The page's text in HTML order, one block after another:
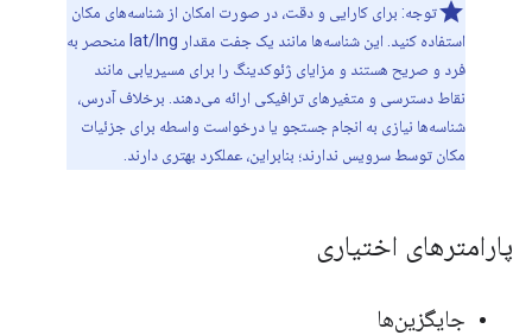
توجه: برای کارایی و دقت، در صورت امکان از شناسه‌های مکان
استفاده کنید. این شناسه‌ها مانند یک جفت مقدار lat/lng منحصر به
فرد و صریح هستند و مزایای ژئوکدینگ را برای مسیریابی مانند
نقاط دسترسی و متغیرهای ترافیکی ارائه می‌دهند. برخلاف آدرس،
شناسه‌ها نیازی به انجام جستجو یا درخواست واسطه برای جزئیات
مکان توسط سرویس ندارند؛ بنابراین، عملکرد بهتری دارند.
پارامترهای اختیاری
جایگزین‌ها